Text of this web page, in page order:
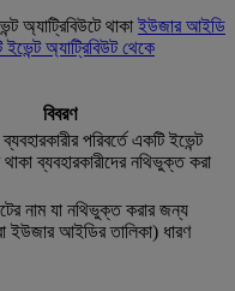
অ্যাট্রিবিউটে থাকা ইউজার আইডি
ইভেন্ট অ্যাট্রিবিউট থেকে
বিবরণ
ব্যবহারকারীর পরিবর্তে একটি ইভেন্ট
থাকা ব্যবহারকারীদের নথিভুক্ত করা
নাম যা নথিভুক্ত করার জন্য
ইউজার আইডির তালিকা) ধারণ